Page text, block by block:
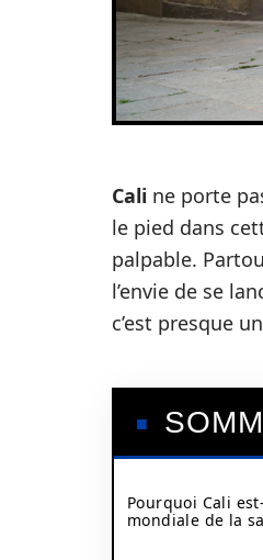
Cali ne porte
le pied dans
palpable.
l’envie de se
c’est presque
Pourquoi Cali
mondiale de la